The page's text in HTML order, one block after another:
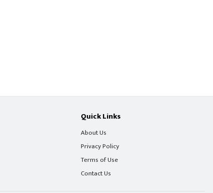
Quick Links
About Us
Privacy Policy
Terms of Use
Contact Us